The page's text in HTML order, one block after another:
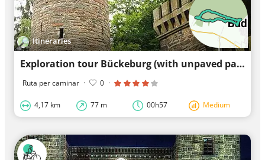
Itineraries
Exploration tour Bückeburg (with unpaved paths)
Ruta per caminar · 0 ·
4,17 km 77 m 00h57 Medium